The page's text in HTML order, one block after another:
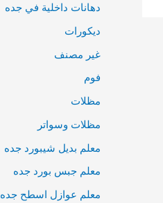
دهانات داخلية في جده
ديكورات
غير مصنف
فوم
مظلات
مظلات وسواتر
معلم بديل شيبورد جده
معلم جبس بورد جده
معلم عوازل اسطح جده